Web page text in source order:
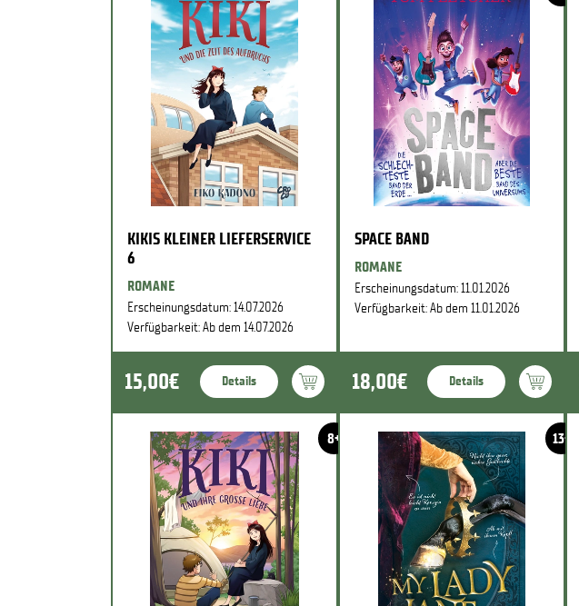
KIKIS KLEINER LIEFERSERVICE
6
ROMANE
Erscheinungsdatum: 14.07.2026
Verfügbarkeit: Ab dem 14.07.2026
15,00€ Details
SPACE BAND
ROMANE
Erscheinungsdatum: 11.01.2026
Verfügbarkeit: Ab dem 11.01.2026
18,00€ Details
8+ 13+